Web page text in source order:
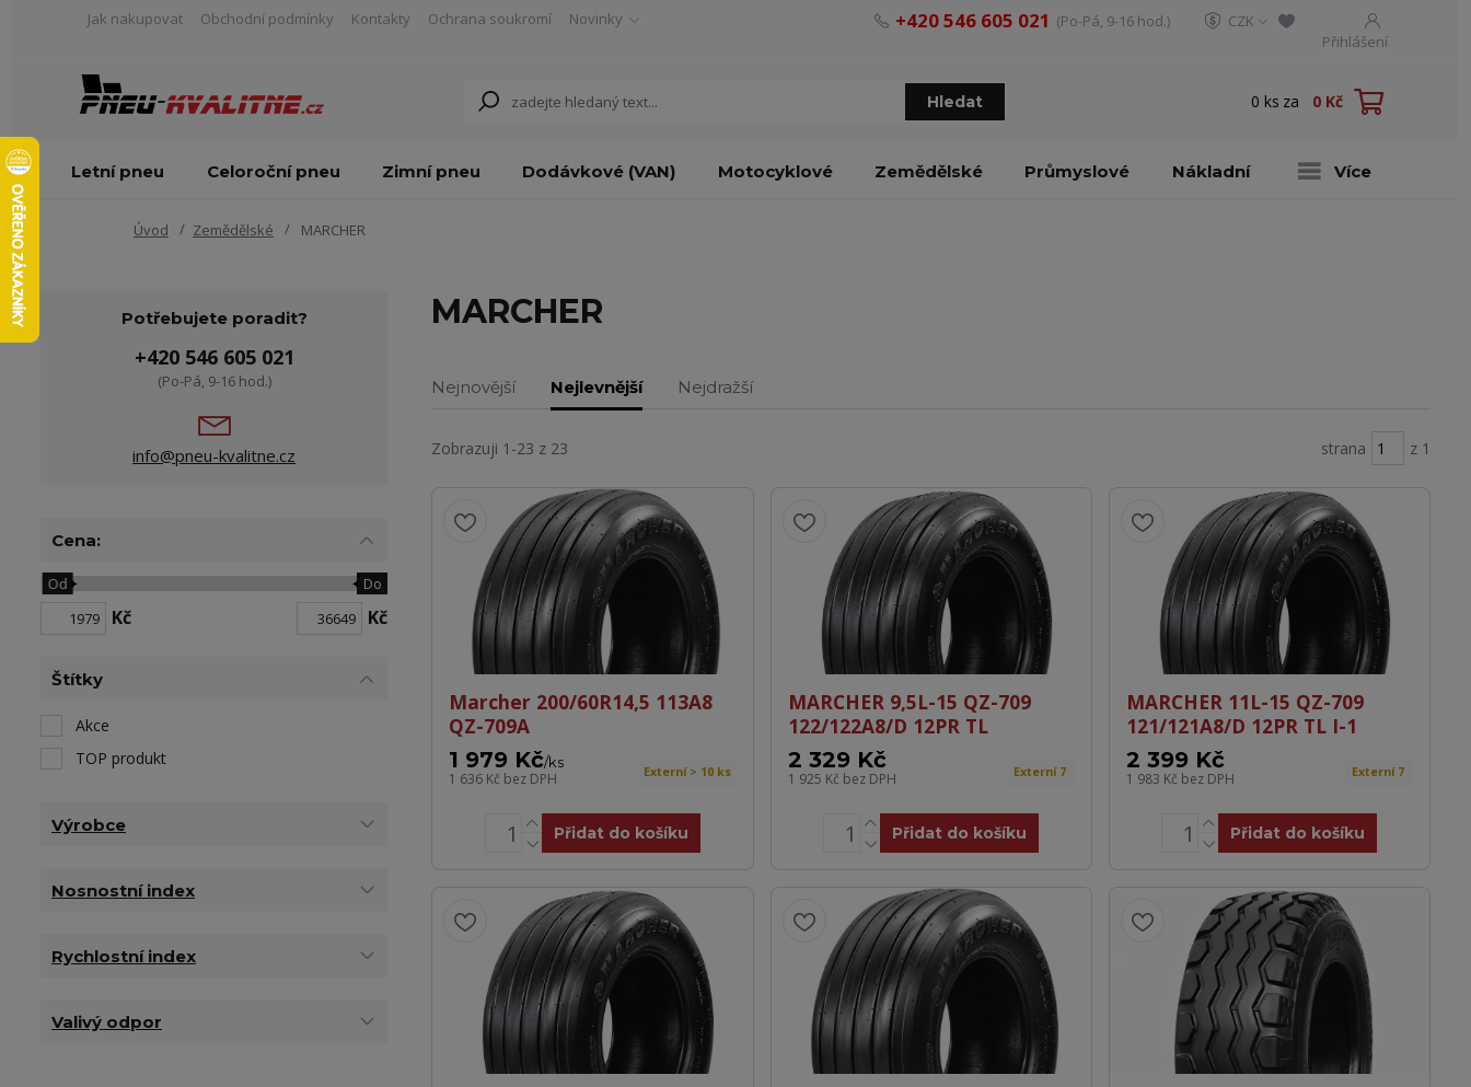
Jak nakupovat Obchodní podmínky Kontakty Ochrana soukromí Novinky
CZK
Přihlášení
Hledat
+420 546 605 021 (Po-Pá, 9-16 hod.)
0 ks za 0 Kč
Letní pneu Celoroční pneu Zimní pneu Dodávkové (VAN) Motocyklové Zemědělské Průmyslové Nákladní Více
Úvod Zemědělské MARCHER
MARCHER
Nejnovější Nejlevnější Nejdražší
Zobrazuji 1-23 z 23 strana z 1
Marcher 200/60R14,5 113A8
QZ-709A
1 979 Kč/ks
1 636 Kč bez DPH Externí > 10 ks
Přidat do košíku
MARCHER 9,5L-15 QZ-709
122/122A8/D 12PR TL
2 329 Kč
1 925 Kč bez DPH Externí 7
Přidat do košíku
MARCHER 11L-15 QZ-709
121/121A8/D 12PR TL I-1
2 399 Kč
1 983 Kč bez DPH Externí 7
Přidat do košíku
Cena:
Kč
Od Do
Kč
Štítky
Akce
TOP produkt
Výrobce
Nosnostní index
Rychlostní index
Valivý odpor
Potřebujete poradit?
+420 546 605 021
(Po-Pá, 9-16 hod.)
info@pneu-kvalitne.cz